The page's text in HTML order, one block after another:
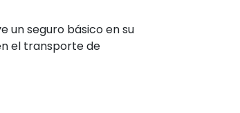
un seguro básico en su
el transporte de